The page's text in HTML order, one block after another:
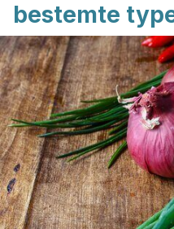
bestemte